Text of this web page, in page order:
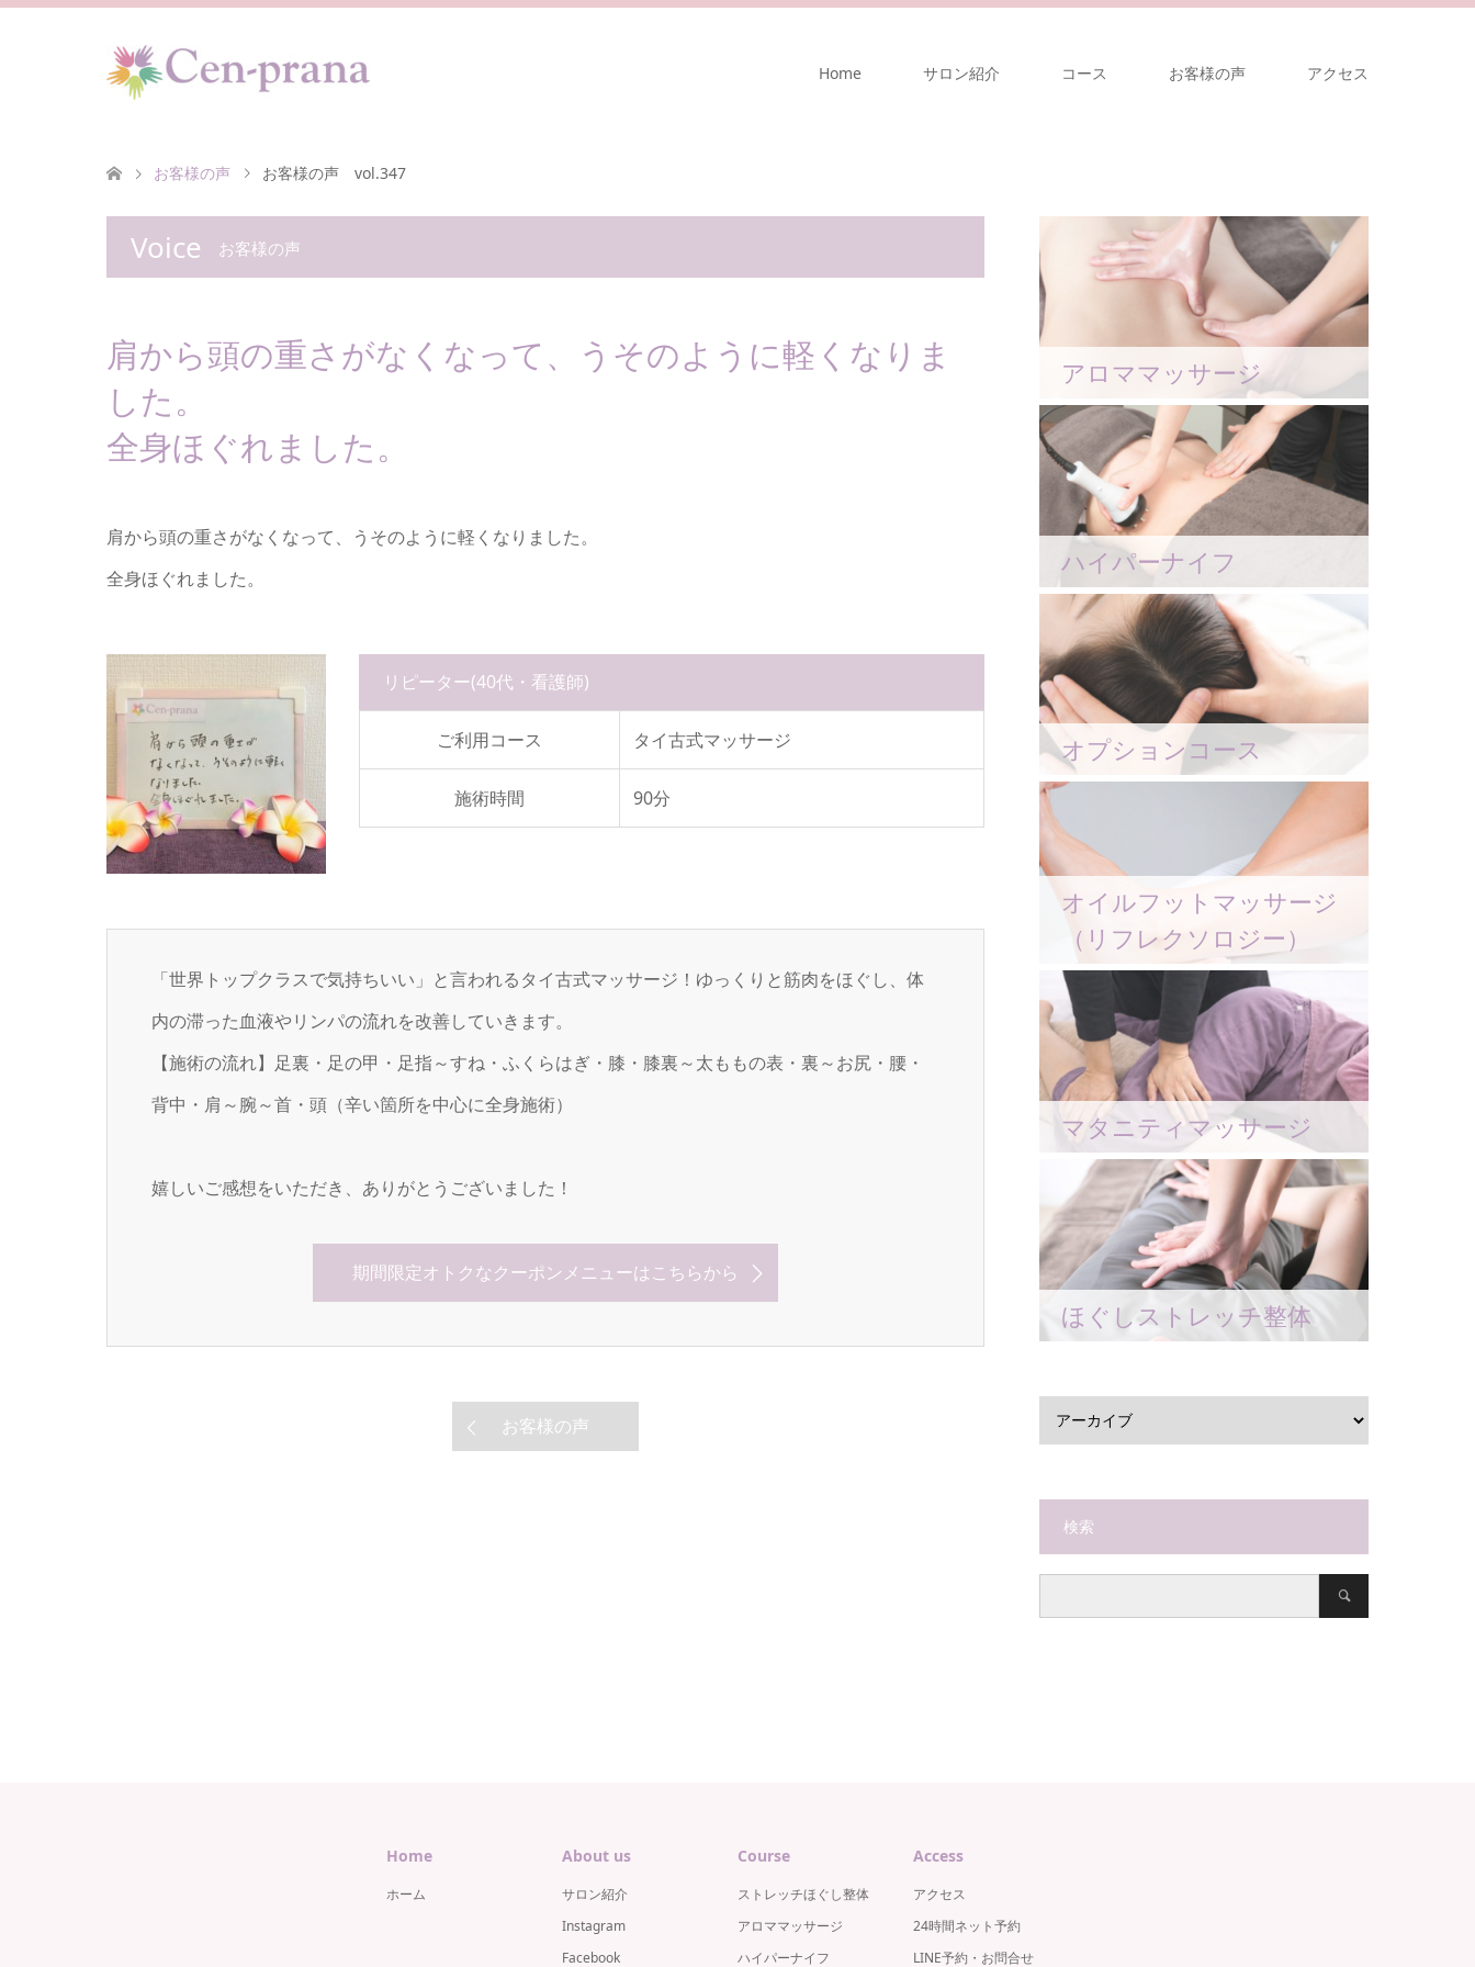
Home サロン紹介 コース お客様の声 アクセス
お客様の声 お客様の声 vol.347
Voice お客様の声
肩から頭の重さがなくなって、うそのように軽くなりま
した。
全身ほぐれました。
肩から頭の重さがなくなって、うそのように軽くなりました。
全身ほぐれました。
リピーター(40代・看護師)
ご利用コース タイ古式マッサージ
施術時間 90分
「世界トップクラスで気持ちいい」と言われるタイ古式マッサージ！ゆっくりと筋肉をほぐし、体
内の滞った血液やリンパの流れを改善していきます。
【施術の流れ】足裏・足の甲・足指～すね・ふくらはぎ・膝・膝裏～太ももの表・裏～お尻・腰・
背中・肩～腕～首・頭（辛い箇所を中心に全身施術）
嬉しいご感想をいただき、ありがとうございました！
期間限定オトクなクーポンメニューはこちらから
お客様の声
アロママッサージ
ハイパーナイフ
オプションコース
オイルフットマッサージ
（リフレクソロジー）
マタニティマッサージ
ほぐしストレッチ整体
検索
Home
ホーム
About us
サロン紹介
Instagram
Facebook
Course
ストレッチほぐし整体
アロママッサージ
ハイパーナイフ
Access
アクセス
24時間ネット予約
LINE予約・お問合せ